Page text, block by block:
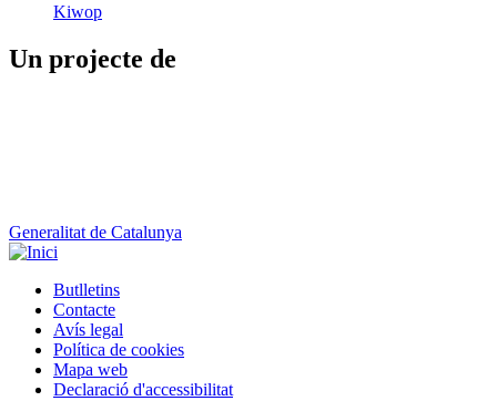
Kiwop
Un projecte de
Generalitat de Catalunya
Peu
Butlletins
Contacte
Avís legal
Política de cookies
Mapa web
Declaració d'accessibilitat